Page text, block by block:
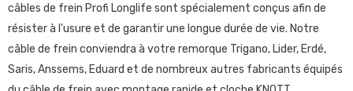
câbles de frein Profi Longlife sont spécialement conçus afin de
résister à l'usure et de garantir une longue durée de vie. Notre
câble de frein conviendra à votre remorque Trigano, Lider, Erdé,
Saris, Anssems, Eduard et de nombreux autres fabricants équipés